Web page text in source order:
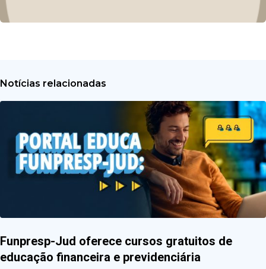
Notícias relacionadas
Funpresp-Jud oferece cursos gratuitos de
educação financeira e previdenciária